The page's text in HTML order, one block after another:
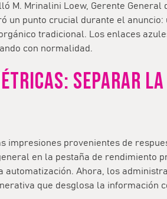
M. Mrinalini Loew, Gerente General
un punto crucial durante el
tradicional. Los enlaces
con normalidad.
SEPARAR
impresiones provenientes de
en la pestaña de rendimiento
automatización. Ahora, los
que desglosa la información